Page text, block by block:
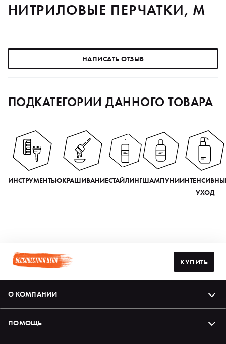
НИТРИЛОВЫЕ ПЕРЧАТКИ, M
НАПИСАТЬ ОТЗЫВ
ПОДКАТЕГОРИИ ДАННОГО ТОВАРА
ИНСТРУМЕНТЫОКРАШИВАНИЕСТАЙЛИНГШАМПУНИ
УХОД
КУПИТЬ
О КОМПАНИИ
ПОМОЩЬ